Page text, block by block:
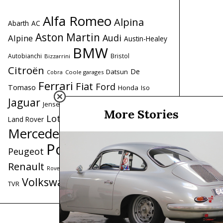
Abarth AC Alfa Romeo Alpina
Alpine Aston Martin Audi Austin-Healey
Autobianchi Bizzarrini BMW Bristol
Citroën Cobra Coole garages Datsun De
Tomaso Ferrari Fiat Ford Honda Iso
Jaguar Jensen
Land Rover Lotus Maserati Mercedes
Mercedes-Benz MG MINI
Peugeot Porsche Range Rover
Renault Rover Saab Simca Toyota Triumph
TVR VolkswagenVolvo
More Stories